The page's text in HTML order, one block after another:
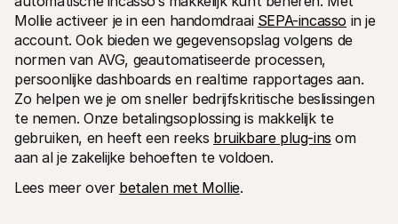
Mollie activeer je in een handomdraai SEPA-incasso in je
account. Ook bieden we gegevensopslag volgens de
normen van AVG, geautomatiseerde processen,
persoonlijke dashboards en realtime rapportages aan.
Zo helpen we je om sneller bedrijfskritische beslissingen
te nemen. Onze betalingsoplossing is makkelijk te
gebruiken, en heeft een reeks bruikbare plug-ins om
aan al je zakelijke behoeften te voldoen.
Lees meer over betalen met Mollie.